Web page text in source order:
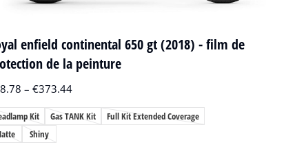
Kit Gas TANK Kit
Full Kit Extended Coverage
Shiny
enfield continental 650 gt (2018) - film de
de la peinture
– €373.44